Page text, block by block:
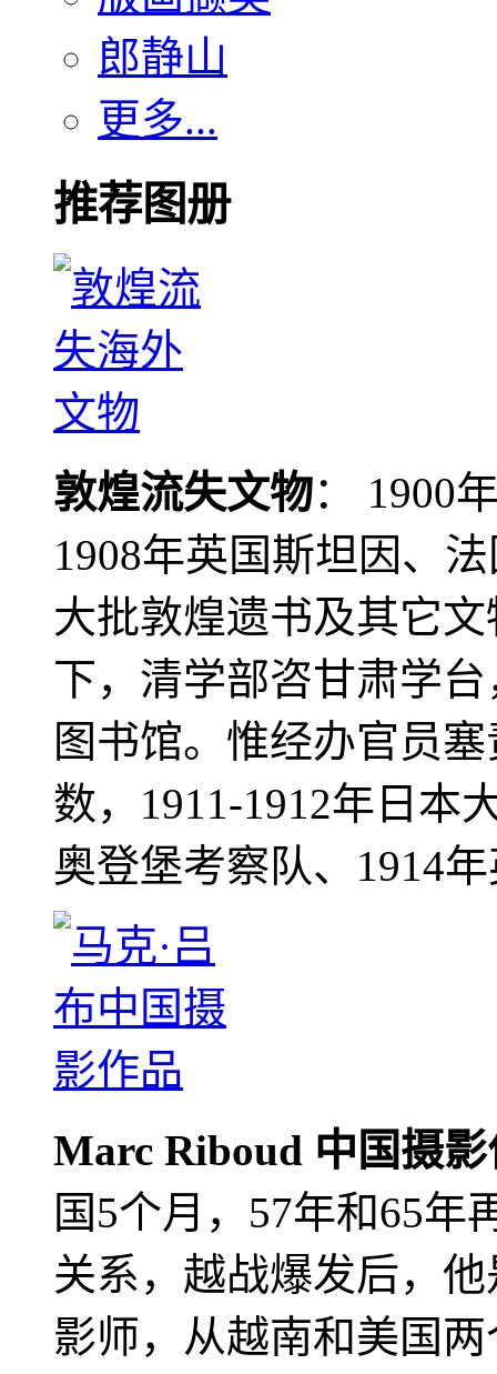
郎静山
更多...
推荐图册
敦煌流失文物： 1900
1908年英国斯坦因、
大批敦煌遗书及其它
下，清学部咨甘肃学
图书馆。惟经办官员
数，1911-1912年日本
奥登堡考察队、1914
Marc Riboud 中国摄
国5个月，57年和65年
关系，越战爆发后，
影师，从越南和美国